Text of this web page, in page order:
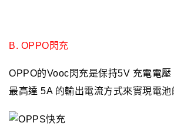
B. OPPO閃充
OPPO的Vooc閃充是保持5V 充電電
最高達 5A 的輸出電流方式來實現電